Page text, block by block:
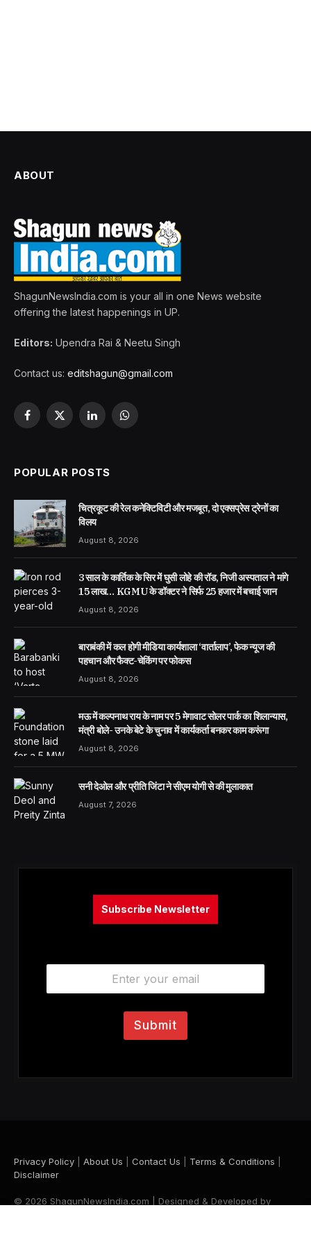
ABOUT
ShagunNewsIndia.com is your all in one News website
offering the latest happenings in UP.
Editors: Upendra Rai & Neetu Singh
Contact us: editshagun@gmail.com
Facebook
X
LinkedInWhatsApp
POPULAR POSTS
चित्रकूट की रेल कनेक्टिविटी और मजबूत, दो एक्सप्रेस ट्रेनों का
विलय
August 8, 2026
3 साल के कार्तिक के सिर में घुसी लोहे की रॉड, निजी अस्पताल ने मांगे
15 लाख… KGMU के डॉक्टर ने सिर्फ 25 हजार में बचाई जान
August 8, 2026
बाराबंकी में कल होगी मीडिया कार्यशाला ‘वार्तालाप’, फेक न्यूज की
पहचान और फैक्ट-चेकिंग पर फोकस
August 8, 2026
मऊ में कल्पनाथ राय के नाम पर 5 मेगावाट सोलर पार्क का शिलान्यास,
मंत्री बोले- उनके बेटे के चुनाव में कार्यकर्ता बनकर काम करूंगा
August 8, 2026
सनी देओल और प्रीति जिंटा ने सीएम योगी से की मुलाकात
August 7, 2026
Subscribe Newsletter
E
a
Submit
Privacy Policy About Us Contact Us Terms & Conditions
Disclaimer
© 2026 ShagunNewsIndia.com | Designed & Developed by